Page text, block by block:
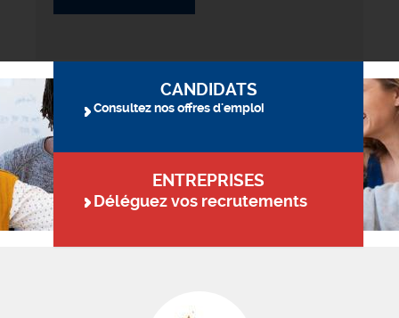
CANDIDATS
Consultez nos offres d'emploi
ENTREPRISES
Déléguez vos recrutements